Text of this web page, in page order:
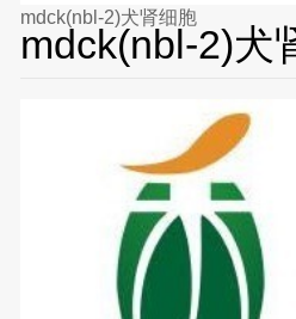
mdck(nbl-2)犬肾细胞
mdck(nbl-2)犬